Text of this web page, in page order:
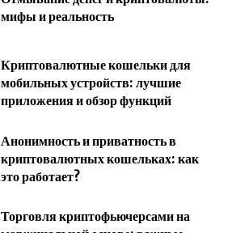
мифы и реальность
Криптовалютные кошельки для
мобильных устройств: лучшие
приложения и обзор функций
Анонимность и приватность в
криптовалютных кошельках: как
это работает?
Торговля криптофьючерсами на